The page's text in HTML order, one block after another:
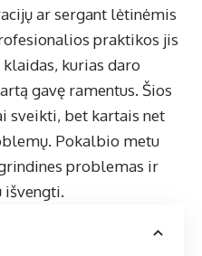
ar sergant lėtinėmis
praktikos jis
kurias daro
gavę ramentus. Šios
sveikti, bet kartais net
Pokalbio metu
problemas ir
išvengti.